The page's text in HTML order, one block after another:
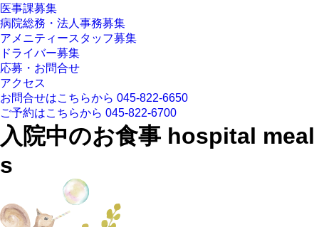
医事課募集
病院総務・法人事務募集
アメニティースタッフ募集
ドライバー募集
応募・お問合せ
アクセス
お問合せはこちらから 045-822-6650
ご予約はこちらから 045-822-6700
入院中のお食事 hospital meal
s